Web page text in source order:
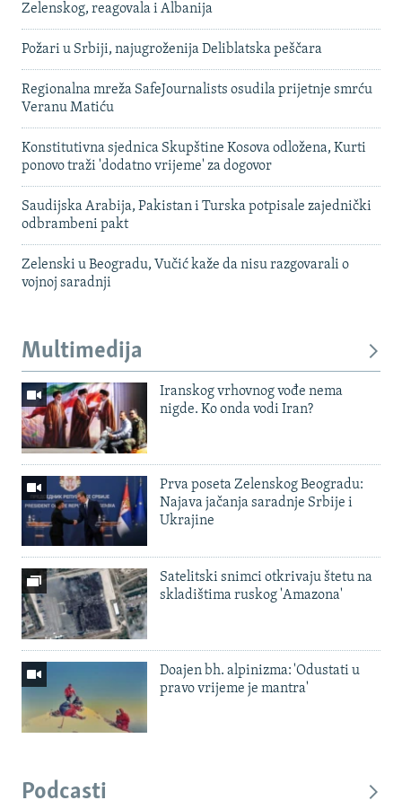
Zelenskog, reagovala i Albanija
Požari u Srbiji, najugroženija Deliblatska peščara
Regionalna mreža SafeJournalists osudila prijetnje smrću
Veranu Matiću
Konstitutivna sjednica Skupštine Kosova odložena, Kurti
ponovo traži 'dodatno vrijeme' za dogovor
Saudijska Arabija, Pakistan i Turska potpisale zajednički
odbrambeni pakt
Zelenski u Beogradu, Vučić kaže da nisu razgovarali o
vojnoj saradnji
Multimedija
Iranskog vrhovnog vođe nema
nigde. Ko onda vodi Iran?
Prva poseta Zelenskog Beogradu:
Najava jačanja saradnje Srbije i
Ukrajine
Satelitski snimci otkrivaju štetu na
skladištima ruskog 'Amazona'
Doajen bh. alpinizma: 'Odustati u
pravo vrijeme je mantra'
Podcasti